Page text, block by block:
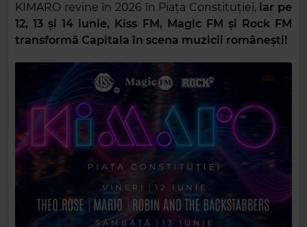
KIMARO revine în 2026 în Piața Constituției, iar pe
12, 13 și 14 iunie, Kiss FM, Magic FM și Rock FM
transformă Capitala în scena muzicii românești!